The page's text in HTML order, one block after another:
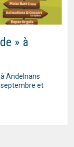
» à
Andelnans
et